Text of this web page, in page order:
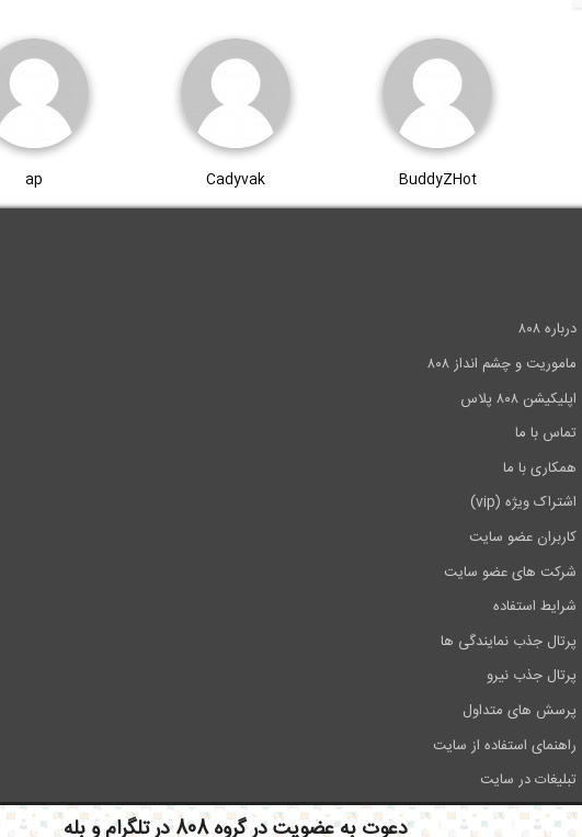
دعوت به عضویت در گروه 808 در تلگرام و بله
BuddyZHot
Cadyvak
ap
درباره ۸۰۸
ماموریت و چشم انداز ۸۰۸
اپلیکیشن ۸۰۸ پلاس
تماس با ما
همکاری با ما
اشتراک ویژه (vip)
کاربران عضو سایت
شرکت های عضو سایت
شرایط استفاده
پرتال جذب نمایندگی ها
پرتال جذب نیرو
پرسش های متداول
راهنمای استفاده از سایت
تبلیغات در سایت